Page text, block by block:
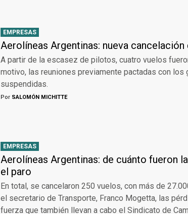
EMPRESAS
Aerolíneas Argentinas: nueva
A partir de la escasez de pilotos, cuatro vuelos
motivo, las reuniones previamente pactadas con
suspendidas.
Por SALOMÓN MICHITTE
EMPRESAS
Aerolíneas Argentinas: de cuánto fueron
el paro
En total, se cancelaron 250 vuelos, con más de
el secretario de Transporte, Franco Mogetta, las
fuerza que también llevan a cabo el Sindicato de